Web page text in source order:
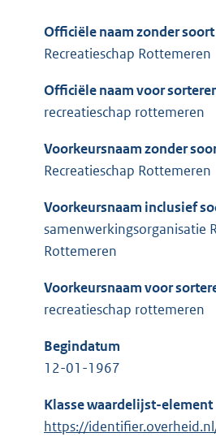
Officiële naam zonder soort
Recreatieschap Rottemeren
Officiële naam voor
recreatieschap rottemeren
Voorkeursnaam zonder
Recreatieschap Rottemeren
Voorkeursnaam inclusief
samenwerkingsorganisatie
Rottemeren
Voorkeursnaam voor
recreatieschap rottemeren
Begindatum
12-01-1967
Klasse waardelijst-element
https://